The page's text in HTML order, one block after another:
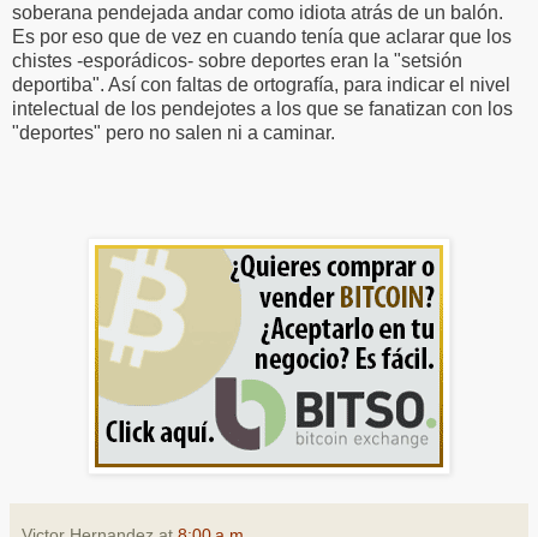
soberana pendejada andar como idiota atrás de un balón.
Es por eso que de vez en cuando tenía que aclarar que los
chistes -esporádicos- sobre deportes eran la "setsión
deportiba". Así con faltas de ortografía, para indicar el nivel
intelectual de los pendejotes a los que se fanatizan con los
"deportes" pero no salen ni a caminar.